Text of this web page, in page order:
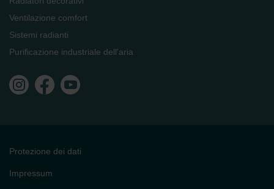
Ventilazione comfort
Sistemi radianti
Purificazione industriale dell'aria
Protezione dei dati
Impressum